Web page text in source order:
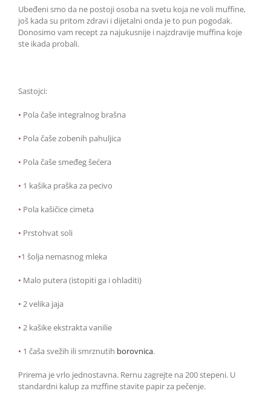
Ubeđeni smo da ne postoji osoba na svetu koja ne voli muffine,
još kada su pritom zdravi i dijetalni onda je to pun pogodak.
Donosimo vam recept za najukusnije i najzdravije muffina koje
ste ikada probali.
Sastojci:
• Pola čaše integralnog brašna
• Pola čaše zobenih pahuljica
• Pola čaše smeđeg šećera
• 1 kašika praška za pecivo
• Pola kašičice cimeta
• Prstohvat soli
•1 šolja nemasnog mleka
• Malo putera (istopiti ga i ohladiti)
• 2 velika jaja
• 2 kašike ekstrakta vanilie
• 1 čaša svežih ili smrznutih borovnica.
Prirema je vrlo jednostavna. Rernu zagrejte na 200 stepeni. U
standardni kalup za mzffine stavite papir za pečenje.